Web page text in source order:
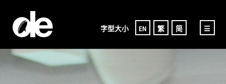
字型大小 EN 繁 简 ☰